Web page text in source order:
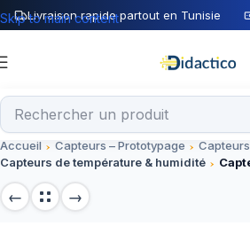
Livraison rapide partout en Tunisie
Skip to main content
Accueil Capteurs – Prototypage
Capteurs
Capteurs de température & humidité